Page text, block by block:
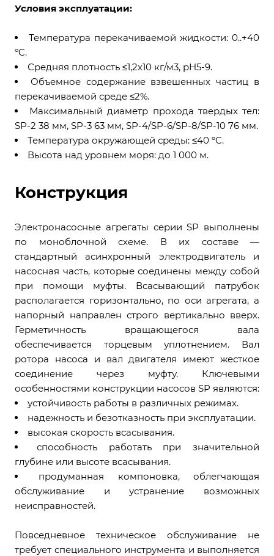
Условия эксплуатации:
Температура перекачиваемой жидкости: 0..+40
ºC.
Средняя плотность ≤1,2х10 кг/м3, рН5-9.
Объемное содержание взвешенных частиц в
перекачиваемой среде ≤2%.
Максимальный диаметр прохода твердых тел:
SP-2 38 мм, SP-3 63 мм, SP-4/SP-6/SP-8/SP-10 76 мм.
Температура окружающей среды: ≤40 ºC.
Высота над уровнем моря: до 1 000 м.
Конструкция
Электронасосные агрегаты серии SP выполнены
по моноблочной схеме. В их составе —
стандартный асинхронный электродвигатель и
насосная часть, которые соединены между собой
при помощи муфты. Всасывающий патрубок
располагается горизонтально, по оси агрегата, а
напорный направлен строго вертикально вверх.
Герметичность вращающегося вала
обеспечивается торцевым уплотнением. Вал
ротора насоса и вал двигателя имеют жесткое
соединение через муфту. Ключевыми
особенностями конструкции насосов SP являются:
устойчивость работы в различных режимах.
надежность и безотказность при эксплуатации.
высокая скорость всасывания.
способность работать при значительной
глубине или высоте всасывания.
продуманная компоновка, облегчающая
обслуживание и устранение возможных
неисправностей.
Повседневное техническое обслуживание не
требует специального инструмента и выполняется